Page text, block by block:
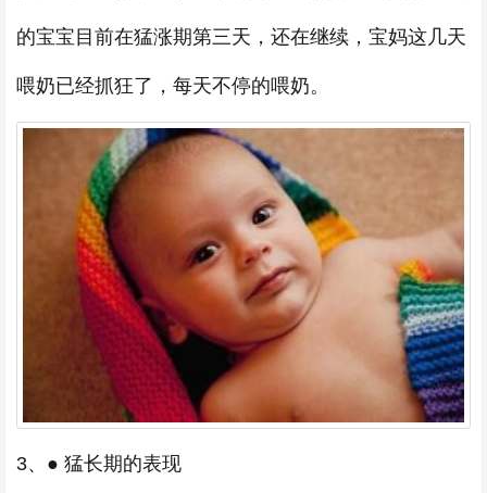
的宝宝目前在猛涨期第三天，还在继续，宝妈这几天
喂奶已经抓狂了，每天不停的喂奶。
3、● 猛长期的表现